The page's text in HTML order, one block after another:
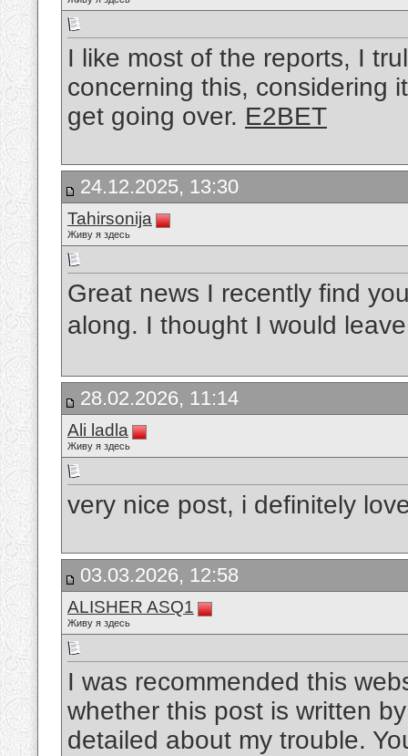
I like most of the reports, I
concerning this, considering
get going over. E2BET
24.12.2025, 13:30
Tahirsonija
Живу я здесь
Great news I recently find
along. I thought I would
28.02.2026, 11:14
Ali ladla
Живу я здесь
very nice post, i definitely
03.03.2026, 12:58
ALISHER ASQ1
Живу я здесь
I was recommended this
whether this post is written
detailed about my trouble.